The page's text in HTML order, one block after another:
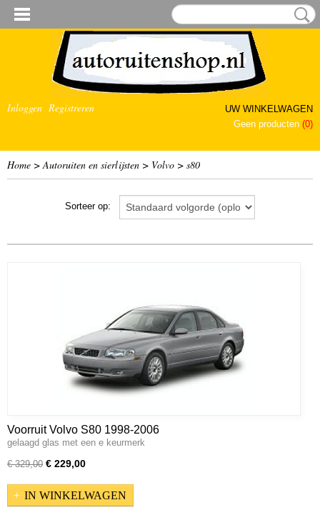
Inloggen Registreren
UW WINKELWAGEN
Geen producten (0)
Home >Autoruiten en sierlijsten > Volvo > s80
Sorteer op:
Voorruit Volvo S80 1998-2006
gelaagd glas met een e keurmerk
€ 329,00 € 229,00
IN WINKELWAGEN